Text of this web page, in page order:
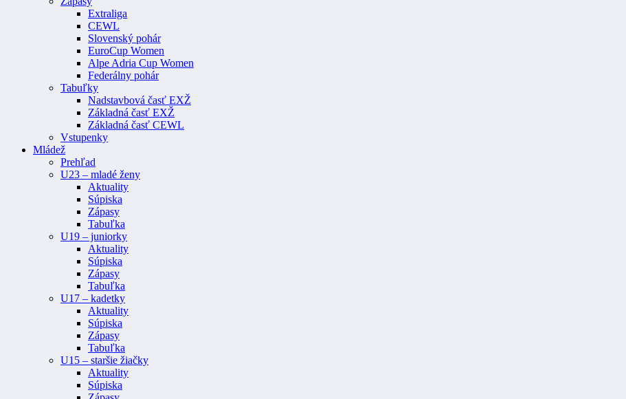
Extraliga
CEWL
Slovenský pohár
EuroCup Women
Alpe Adria Cup Women
Federálny pohár
Tabuľky
Nadstavbová časť EXŽ
Základná časť EXŽ
Základná časť CEWL
Vstupenky
Mládež
Prehľad
U23 – mladé ženy
Aktuality
Súpiska
Zápasy
Tabuľka
U19 – juniorky
Aktuality
Súpiska
Zápasy
Tabuľka
U17 – kadetky
Aktuality
Súpiska
Zápasy
Tabuľka
U15 – staršie žiačky
Aktuality
Súpiska